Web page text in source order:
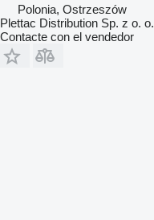
Polonia, Ostrzeszów
Plettac Distribution Sp. z o. o.
Contacte con el vendedor